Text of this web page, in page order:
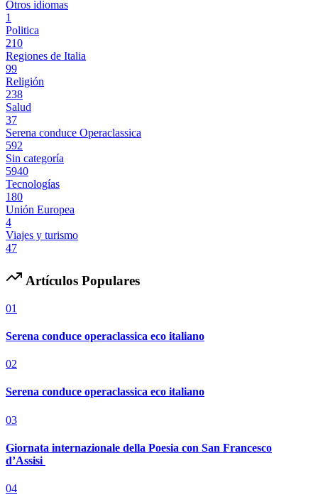
Otros idiomas
1
Politica
210
Regiones de Italia
99
Religión
238
Salud
37
Serena conduce Operaclassica
592
Sin categoría
5940
Tecnologías
180
Unión Europea
4
Viajes y turismo
47
Artículos Populares
01
Serena conduce operaclassica eco italiano
02
Serena conduce operaclassica eco italiano
03
Giornata internazionale della Poesia con San Francesco
d’Assisi
04